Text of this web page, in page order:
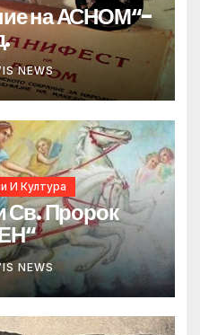
на АСНОМ“-
NEWS
И Култура
Св. Пророк
NEWS